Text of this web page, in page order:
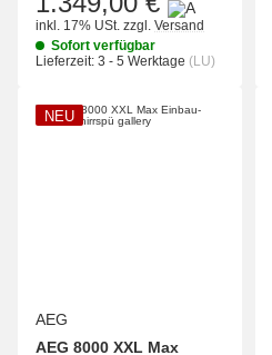
inkl. 17% USt. zzgl. Versand
Sofort verfügbar
Lieferzeit: 3 - 5 Werktage (LU)
NEU
AEG
AEG 8000 XXL Max